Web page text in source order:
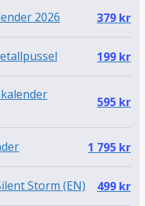
2026 379 kr
199 kr
595 kr
1 795 kr
Storm (EN) 499 kr